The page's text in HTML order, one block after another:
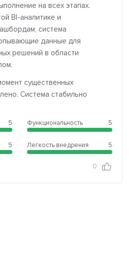
на всех этапах.
BI-аналитике и
система
данные для
решений в области
существенных
Система стабильно
5
5
Функциональность 5
Легкость внедрения 5
0